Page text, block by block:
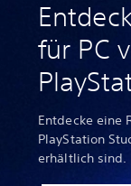
für PC
Entdecke eine
PlayStation
erhältlich sind.